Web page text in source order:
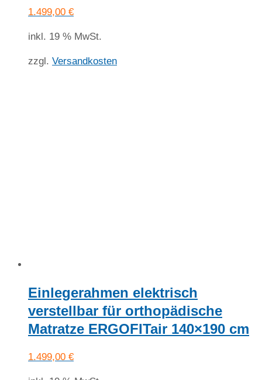
1.499,00 €
inkl. 19 % MwSt.
zzgl. Versandkosten
Einlegerahmen elektrisch
verstellbar für orthopädische
Matratze ERGOFITair 140×190 cm
1.499,00 €